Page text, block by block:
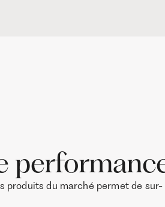
produits du marché permet de sur-